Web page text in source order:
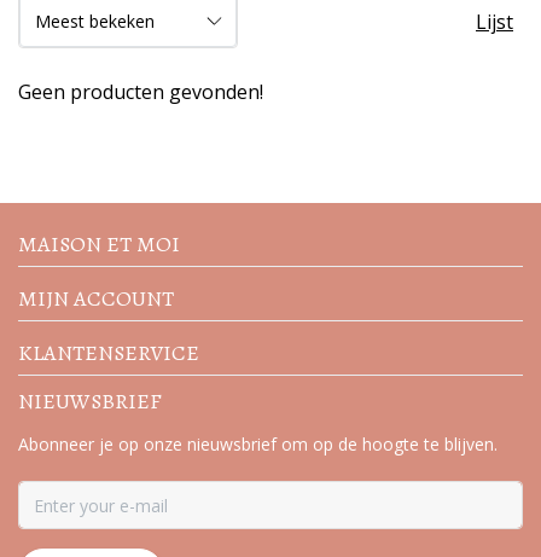
Lijst
Geen producten gevonden!
acties
MAISON ET MOI
MIJN ACCOUNT
KLANTENSERVICE
NIEUWSBRIEF
Abonneer je op onze nieuwsbrief om op de hoogte te blijven.